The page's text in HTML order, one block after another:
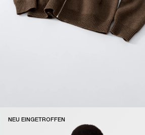
NEU EINGETROFFEN